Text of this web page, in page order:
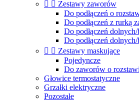
  Zestawy zaworów
Do podłączeń o
Do podłączeń z rurką
Do podłączeń
Do podłączeń
  Zestawy maskujące
Pojedyncze
Do zaworów o
Głowice termostatyczne
Grzałki elektryczne
Pozostałe